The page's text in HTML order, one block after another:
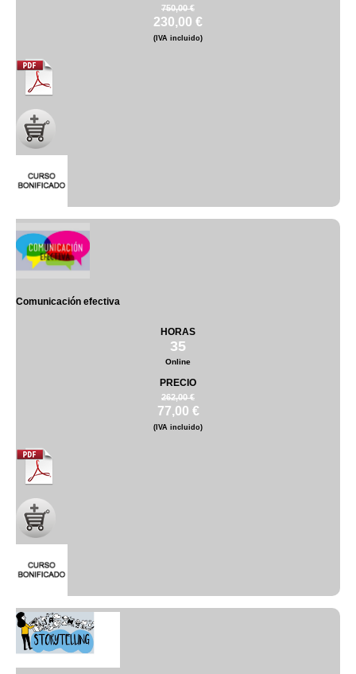
750,00 €
230,00 €
(IVA incluido)
Comunicación efectiva
HORAS
35
Online
PRECIO
262,00 €
77,00 €
(IVA incluido)